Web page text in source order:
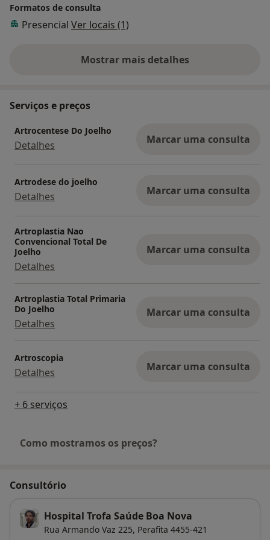
Formatos de consulta
Presencial Ver locais (1)
Mostrar mais detalhes
sobre a experiência
Serviços e preços
Artrocentese Do Joelho
Detalhes Marcar uma consulta
Artrodese do joelho
Detalhes Marcar uma consulta
Artroplastia Nao
Convencional Total De
Joelho
Detalhes
Marcar uma consulta
Artroplastia Total Primaria
Do Joelho
Detalhes
Marcar uma consulta
Artroscopia
Detalhes Marcar uma consulta
+ 6 serviços
Como mostramos os preços?
Consultório
Hospital Trofa Saúde Boa Nova
Rua Armando Vaz 225, Perafita 4455-421